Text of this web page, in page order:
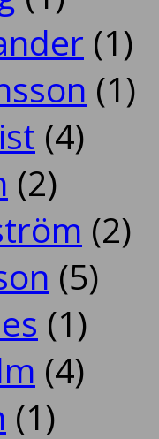
(1)
(1)
(4)
(2)
(2)
(5)
(1)
(4)
(1)